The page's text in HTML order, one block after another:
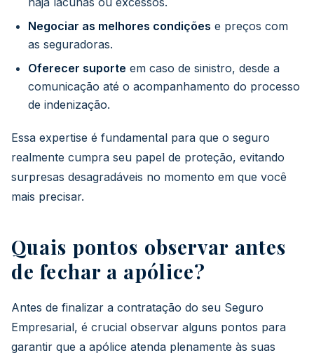
Negociar as melhores condições e preços com
as seguradoras.
Oferecer suporte em caso de sinistro, desde a
comunicação até o acompanhamento do processo
de indenização.
Essa expertise é fundamental para que o seguro
realmente cumpra seu papel de proteção, evitando
surpresas desagradáveis no momento em que você
mais precisar.
Quais pontos observar antes
de fechar a apólice?
Antes de finalizar a contratação do seu Seguro
Empresarial, é crucial observar alguns pontos para
garantir que a apólice atenda plenamente às suas